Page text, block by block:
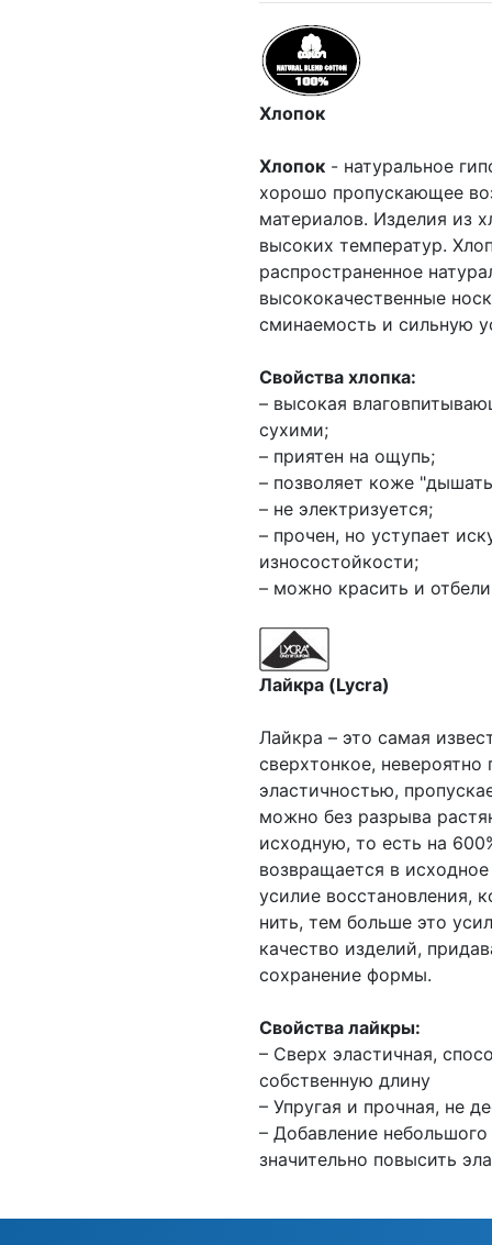
Хлопок
Хлопок - натуральное
хорошо пропускающее
материалов. Изделия из
высоких температур.
распространенное
высококачественные
сминаемость и сильную
Свойства хлопка:
– высокая
сухими;
– приятен на ощупь;
– позволяет коже
– не электризуется;
– прочен, но уступает
износостойкости;
– можно красить и
Лайкра (Lycra)
Лайкра – это самая
сверхтонкое,
эластичностью,
можно без разрыва
исходную, то есть на
возвращается в
усилие восстановления,
нить, тем больше это
качество изделий,
сохранение формы.
Свойства лайкры:
– Сверх эластичная,
собственную длину
– Упругая и прочная, не
– Добавление
значительно повысить